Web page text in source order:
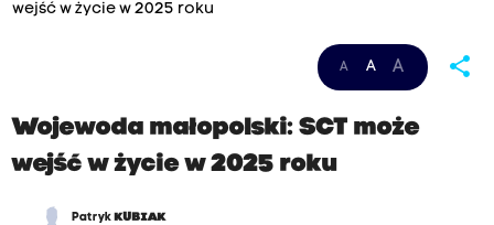
wejść w życie w 2025 roku
A A A share
Wojewoda małopolski: SCT może
wejść w życie w 2025 roku
Patryk KUBIAK